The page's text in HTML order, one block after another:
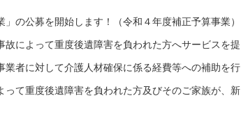
」の公募を開始します！（令和４年度補正予算事業）
故によって重度後遺障害を負われた方へサービスを提
業者に対して介護人材確保に係る経費等への補助を行
って重度後遺障害を負われた方及びそのご家族が、新